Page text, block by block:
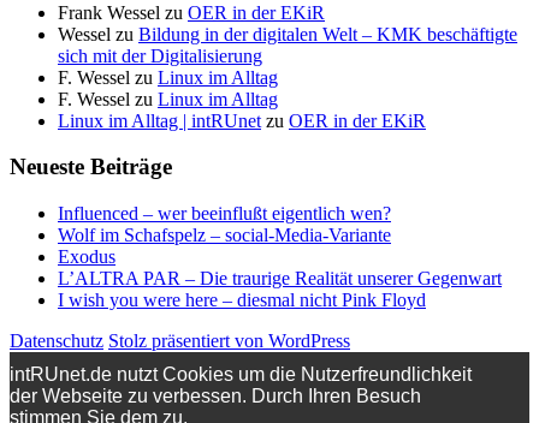
Frank Wessel zu OER in der EKiR
Wessel zu Bildung in der digitalen Welt – KMK beschäftigte
sich mit der Digitalisierung
F. Wessel zu Linux im Alltag
F. Wessel zu Linux im Alltag
Linux im Alltag | intRUnet zu OER in der EKiR
Neueste Beiträge
Influenced – wer beeinflußt eigentlich wen?
Wolf im Schafspelz – social-Media-Variante
Exodus
L’ALTRA PAR – Die traurige Realität unserer Gegenwart
I wish you were here – diesmal nicht Pink Floyd
Datenschutz Stolz präsentiert von WordPress
intRUnet.de nutzt Cookies um die Nutzerfreundlichkeit
der Webseite zu verbessen. Durch Ihren Besuch
stimmen Sie dem zu.